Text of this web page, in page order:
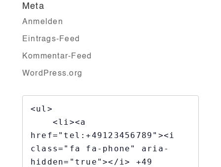
Meta
Anmelden
Eintrags-Feed
Kommentar-Feed
WordPress.org
<ul>
href="tel:+49123456789"><i
class="fa fa-phone" aria-
hidden="true"></i> +49